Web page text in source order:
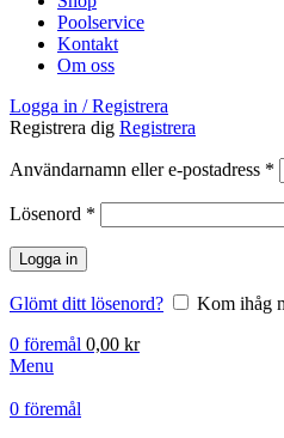
Poolservice
Kontakt
Om oss
Logga in / Registrera
Registrera dig Registrera
Användarnamn eller e-postadress *
Lösenord *
Logga in
Glömt ditt lösenord?
Kom ihåg
0 föremål 0,00 kr
Menu
0 föremål